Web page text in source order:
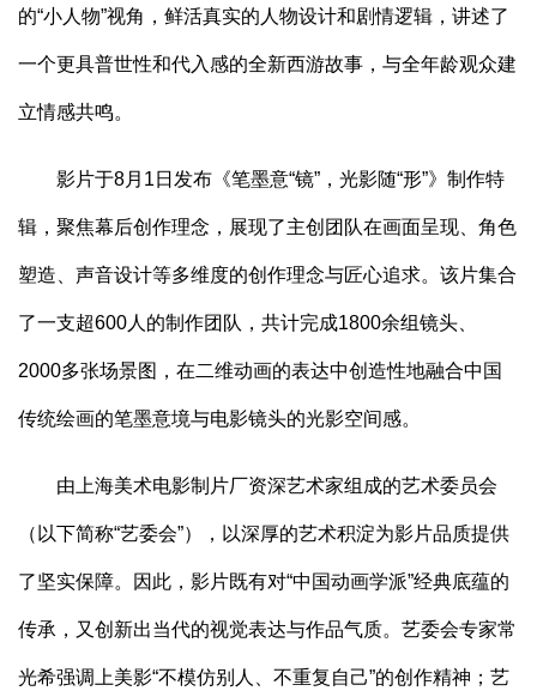
的“小人物”视角，鲜活真实的人物设计和剧情逻辑，讲述了
一个更具普世性和代入感的全新西游故事，与全年龄观众建
立情感共鸣。
影片于8月1日发布《笔墨意“镜”，光影随“形”》制作特
辑，聚焦幕后创作理念，展现了主创团队在画面呈现、角色
塑造、声音设计等多维度的创作理念与匠心追求。该片集合
了一支超600人的制作团队，共计完成1800余组镜头、
2000多张场景图，在二维动画的表达中创造性地融合中国
传统绘画的笔墨意境与电影镜头的光影空间感。
由上海美术电影制片厂资深艺术家组成的艺术委员会
（以下简称“艺委会”），以深厚的艺术积淀为影片品质提供
了坚实保障。因此，影片既有对“中国动画学派”经典底蕴的
传承，又创新出当代的视觉表达与作品气质。艺委会专家常
光希强调上美影“不模仿别人、不重复自己”的创作精神；艺